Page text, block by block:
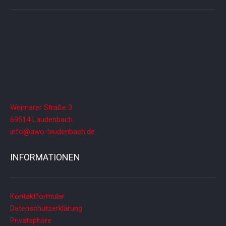
Weimarer Straße 3
69514 Laudenbach
info@awo-laudenbach.de
INFORMATIONEN
Kontaktformular
Datenschutzerklärung
Privatsphäre